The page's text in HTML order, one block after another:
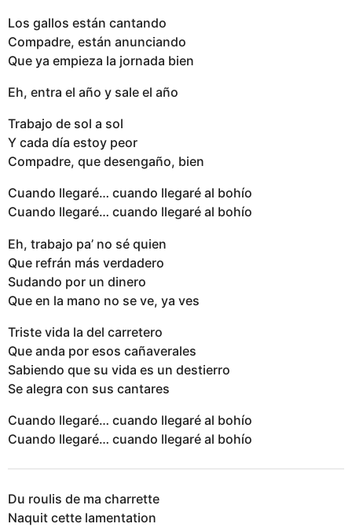
Los gallos están cantando
Compadre, están anunciando
Que ya empieza la jornada bien
Eh, entra el año y sale el año
Trabajo de sol a sol
Y cada día estoy peor
Compadre, que desengaño, bien
Cuando llegaré… cuando llegaré al bohío
Cuando llegaré… cuando llegaré al bohío
Eh, trabajo pa’ no sé quien
Que refrán más verdadero
Sudando por un dinero
Que en la mano no se ve, ya ves
Triste vida la del carretero
Que anda por esos cañaverales
Sabiendo que su vida es un destierro
Se alegra con sus cantares
Cuando llegaré… cuando llegaré al bohío
Cuando llegaré… cuando llegaré al bohío
Du roulis de ma charrette
Naquit cette lamentation